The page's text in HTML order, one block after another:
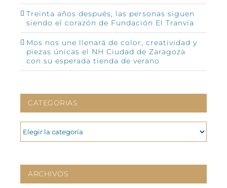
Treinta años después, las personas siguen
siendo el corazón de Fundación El Tranvía
Mos nos une llenará de color, creatividad y
piezas únicas el NH Ciudad de Zaragoza
con su esperada tienda de verano
CATEGORIAS
CATEGORIAS
ARCHIVOS